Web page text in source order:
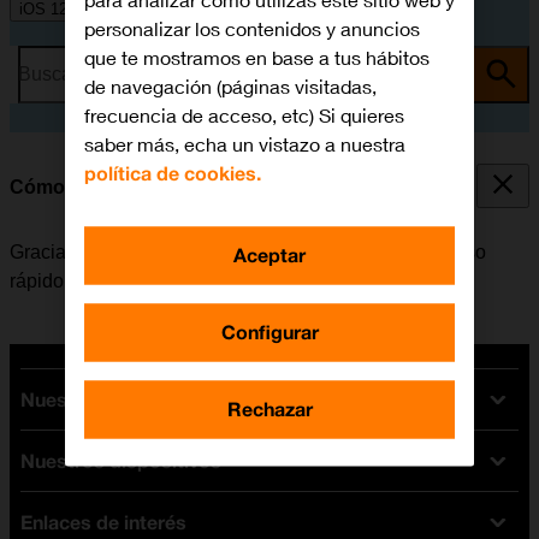
iOS 12.0
Busca por problema o tema
Cómo utilizar el Centro de Control
Gracias al Centro de Control es posible tener un acceso
rápido a determinadas funciones del móvil.
Nuestras tarifas
Tarifas Orange
Tarifas fibra y móvil
Nuestros dispositivos
Ofertas en móviles
Enlaces de interés
personalizar los contenidos y anuncios
que te mostramos en base a tus hábitos
de navegación (páginas visitadas,
frecuencia de acceso, etc) Si quieres
saber más, echa un vistazo a nuestra
política de cookies.
Configurar
Rechazar
Aceptar